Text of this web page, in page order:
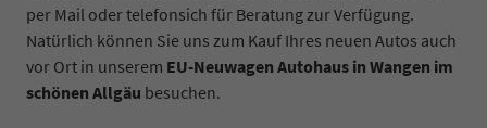
per Mail oder telefonsich für Beratung zur Verfügung.
Natürlich können Sie uns zum Kauf Ihres neuen Autos auch
vor Ort in unserem EU-Neuwagen Autohaus in Wangen im
schönen Allgäu besuchen.